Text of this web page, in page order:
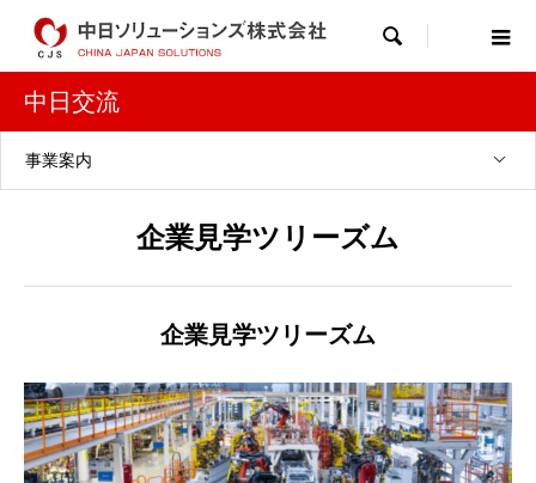

中日交流
事業案内
企業見学ツリーズム
企業見学ツリーズム